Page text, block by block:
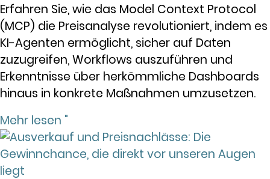
Erfahren Sie, wie das Model Context Protocol
(MCP) die Preisanalyse revolutioniert, indem es
KI-Agenten ermöglicht, sicher auf Daten
zuzugreifen, Workflows auszuführen und
Erkenntnisse über herkömmliche Dashboards
hinaus in konkrete Maßnahmen umzusetzen.
Mehr lesen "